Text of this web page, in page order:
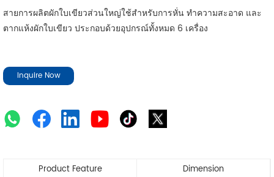
สายการผลิตผักใบเขียวส่วนใหญ่ใช้สำหรับการหั่น ทำความสะอาด และ
ตากแห้งผักใบเขียว ประกอบด้วยอุปกรณ์ทั้งหมด 6 เครื่อง
Inquire Now
Product Feature
Dimension